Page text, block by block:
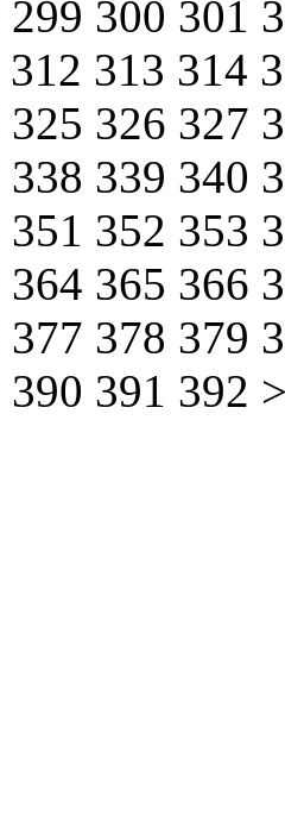
299 300 301
312 313 314
325 326 327
338 339 340
351 352 353
364 365 366
377 378 379
390 391 392